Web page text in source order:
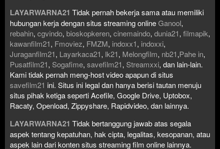
LAYARWARNA21 Tidak pernah bekerja sama atau memiliki
hubungan kerja dengan situs streaming onlineGanool,
rebahin, cgvindo, bioskopkeren, cinemaindo, dunia21, filmapik,
kawanfilm21, Fmoviez, FMZM, indoxx1, indoxxi,
Juraganfilm21, Layarkaca21, lk21, Melongfilm, nb21,Pahe in,
Pusatfilm21, Sogafime, savefilm21, Streamxxi, dan lain-lain.
Kami tidak pernah meng-host video apapun di situs
savefilm21 ini. Situs ini legal dan hanya berisi tautan menuju
situs pihak ketiga seperti Acefile, Google Drive, Uptobox,
Racaty, Openload, Zippyshare, Rapidvideo, dan lainnya.
LAYARWARNA21 Tidak bertanggung jawab atas segala
aspek tentang kepatuhan, hak cipta, legalitas, kesopanan, atau
aspek lain dari konten situs streaming film online lainnya.